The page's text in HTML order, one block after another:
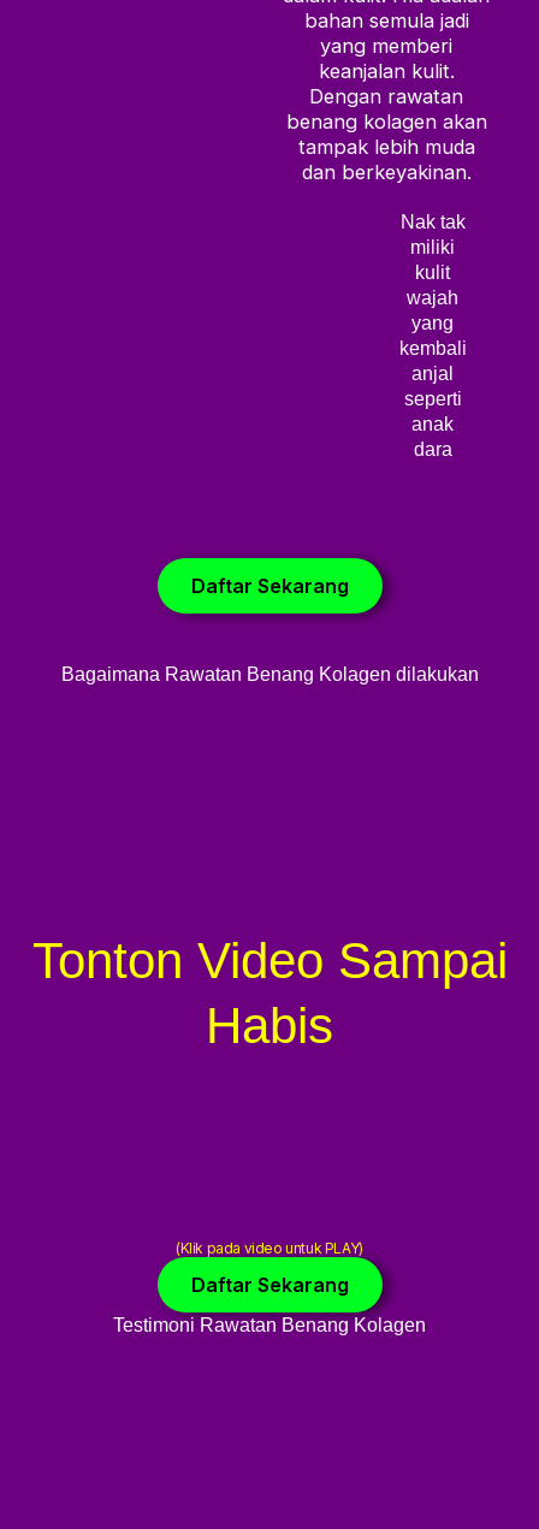
bahan semula jadi
yang memberi
keanjalan kulit.
Dengan rawatan
benang kolagen akan
tampak lebih muda
dan berkeyakinan.
Nak tak
miliki
kulit
wajah
yang
kembali
anjal
seperti
anak
dara
Daftar Sekarang
Bagaimana Rawatan Benang Kolagen dilakukan
Tonton Video Sampai
Habis
(Klik pada video untuk PLAY)
Daftar Sekarang
Testimoni Rawatan Benang Kolagen